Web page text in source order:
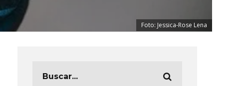
Foto: Jessica-Rose Lena